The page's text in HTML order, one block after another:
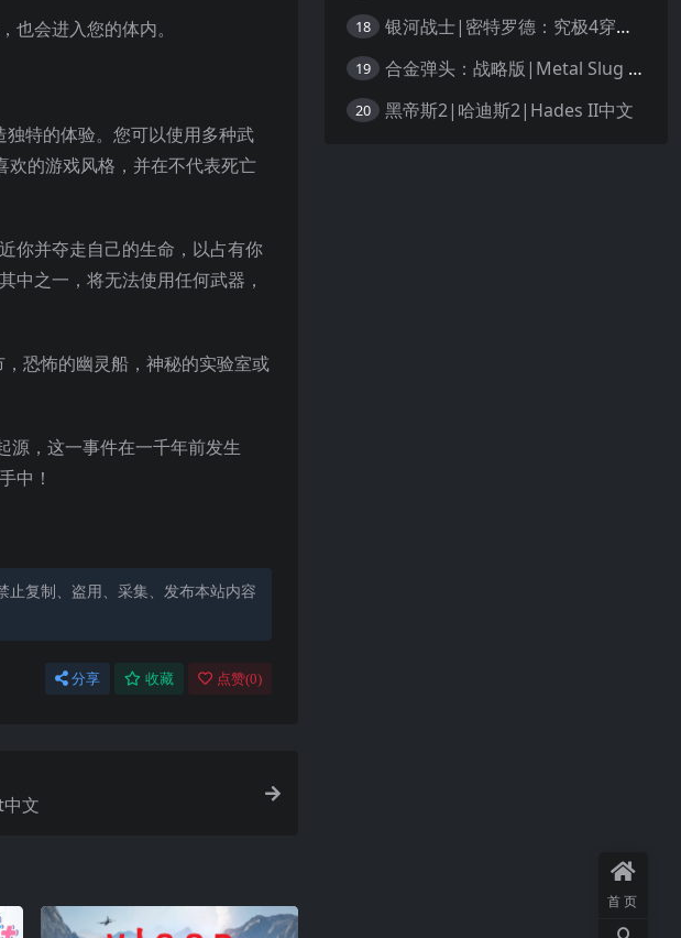
会进入您的体内。
特的体验。您可以使用多种武
的游戏风格，并在不代表死亡
你并夺走自己的生命，以占有你
中之一，将无法使用任何武器，
恐怖的幽灵船，神秘的实验室或
源，这一事件在一千年前发生
中！
复制、盗用、采集、发布本站内容
分享 收藏 点赞(0)
文
18 银河战士|密特罗德：究极4穿越未知|Metroid Prime 4: Beyond中文
19 合金弹头：战略版|Metal Slug Tactics中文
20 黑帝斯2|哈迪斯2|Hades II中文
首页